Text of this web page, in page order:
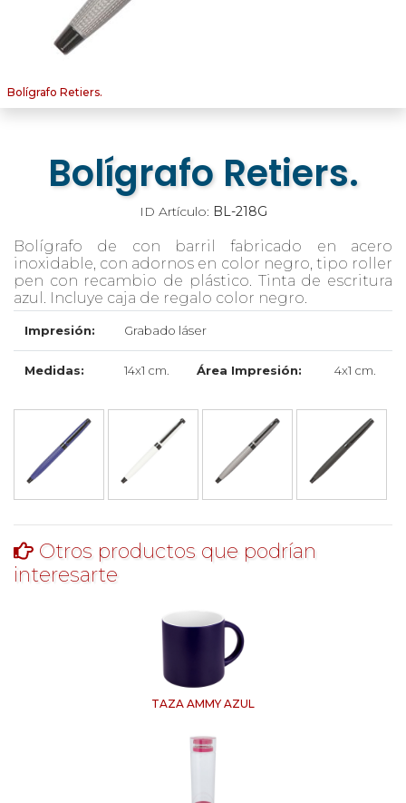
Bolígrafo Retiers.
Bolígrafo Retiers.
ID Artículo: BL-218G
Bolígrafo de con barril fabricado en acero
inoxidable, con adornos en color negro, tipo roller
pen con recambio de plástico. Tinta de escritura
azul. Incluye caja de regalo color negro.
Impresión: Grabado láser
Medidas: 14x1 cm. Área Impresión: 4x1 cm.
Otros productos que podrían
interesarte
TAZA AMMY AZUL